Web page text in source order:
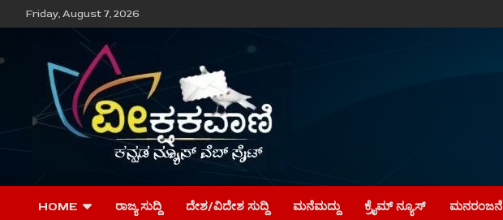
to
Friday, August 7, 2026
ವೀಕ್ಷಕವಾಣಿ
HOME ರಾಜ್ಯ ಸುದ್ದಿ ದೇಶ/ವಿದೇಶ ಸುದ್ದಿ ಮನೆಮದ್ದು ಕ್ರೈಮ್‌ ನ್ಯೂಸ್ ಮನರಂಜನೆ